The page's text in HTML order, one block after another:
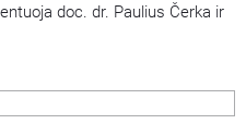
doc. dr. Paulius Čerka ir